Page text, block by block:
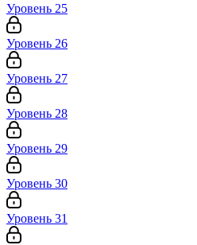
Уровень 25
Уровень 26
Уровень 27
Уровень 28
Уровень 29
Уровень 30
Уровень 31